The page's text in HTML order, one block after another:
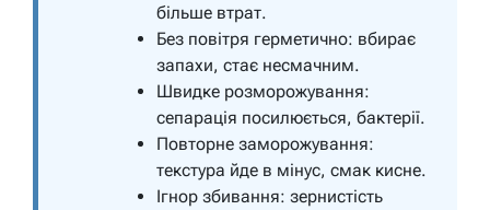
більше втрат.
Без повітря герметично: вбирає
запахи, стає несмачним.
Швидке розморожування:
сепарація посилюється, бактерії.
Повторне заморожування:
текстура йде в мінус, смак кисне.
Ігнор збивання: зернистість